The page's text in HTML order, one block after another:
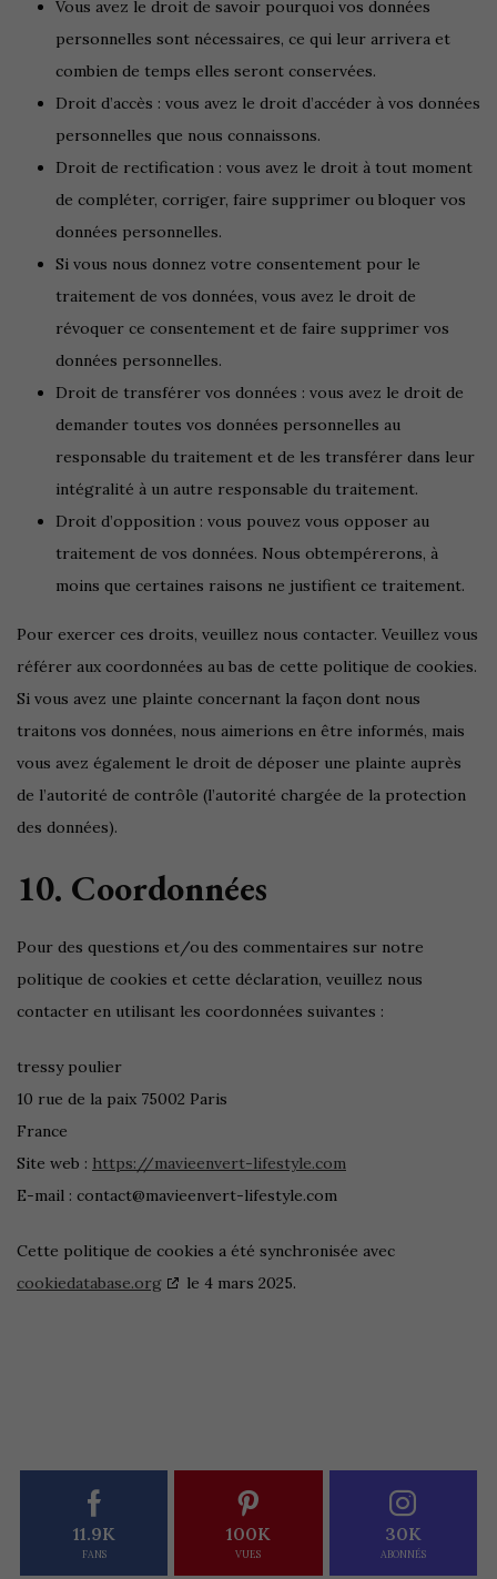
Vous avez le droit de savoir pourquoi vos données
personnelles sont nécessaires, ce qui leur arrivera et
combien de temps elles seront conservées.
Droit d’accès : vous avez le droit d’accéder à vos données
personnelles que nous connaissons.
Droit de rectification : vous avez le droit à tout moment
de compléter, corriger, faire supprimer ou bloquer vos
données personnelles.
Si vous nous donnez votre consentement pour le
traitement de vos données, vous avez le droit de
révoquer ce consentement et de faire supprimer vos
données personnelles.
Droit de transférer vos données : vous avez le droit de
demander toutes vos données personnelles au
responsable du traitement et de les transférer dans leur
intégralité à un autre responsable du traitement.
Droit d’opposition : vous pouvez vous opposer au
traitement de vos données. Nous obtempérerons, à
moins que certaines raisons ne justifient ce traitement.
Pour exercer ces droits, veuillez nous contacter. Veuillez vous
référer aux coordonnées au bas de cette politique de cookies.
Si vous avez une plainte concernant la façon dont nous
traitons vos données, nous aimerions en être informés, mais
vous avez également le droit de déposer une plainte auprès
de l’autorité de contrôle (l’autorité chargée de la protection
des données).
10. Coordonnées
Pour des questions et/ou des commentaires sur notre
politique de cookies et cette déclaration, veuillez nous
contacter en utilisant les coordonnées suivantes :
tressy poulier
10 rue de la paix 75002 Paris
France
Site web : https://mavieenvert-lifestyle.com
E-mail : contact@mavieenvert-lifestyle.com
Cette politique de cookies a été synchronisée avec
cookiedatabase.org
le 4 mars 2025.
11.9K
FANS
100K
VUES
30K
ABONNÉS